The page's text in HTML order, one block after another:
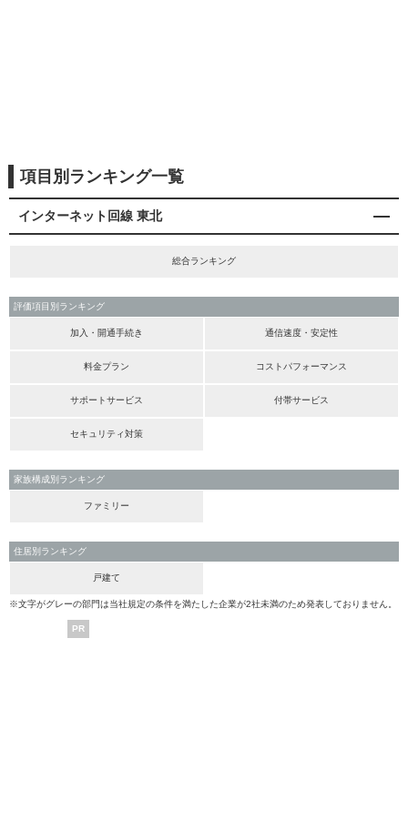
項目別ランキング一覧
インターネット回線 東北
総合ランキング
評価項目別ランキング
加入・開通手続き 通信速度・安定性
料金プラン コストパフォーマンス
サポートサービス 付帯サービス
セキュリティ対策
家族構成別ランキング
ファミリー
住居別ランキング
戸建て
※文字がグレーの部門は当社規定の条件を満たした企業が2社未満のため発表しておりません。
PR